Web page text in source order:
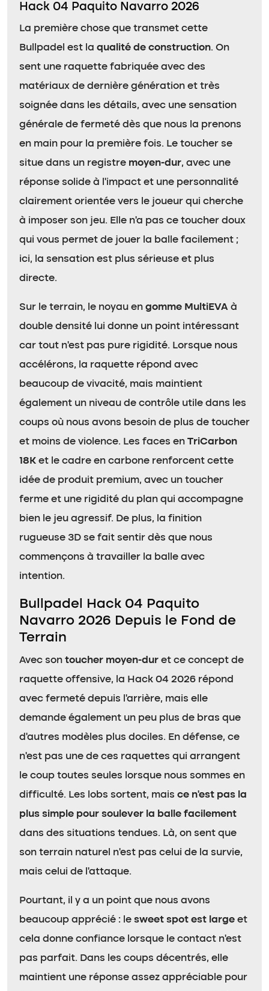
Hack 04 Paquito Navarro 2026
La première chose que transmet cette
Bullpadel est la qualité de construction. On
sent une raquette fabriquée avec des
matériaux de dernière génération et très
soignée dans les détails, avec une sensation
générale de fermeté dès que nous la prenons
en main pour la première fois. Le toucher se
situe dans un registre moyen-dur, avec une
réponse solide à l’impact et une personnalité
clairement orientée vers le joueur qui cherche
à imposer son jeu. Elle n’a pas ce toucher doux
qui vous permet de jouer la balle facilement ;
ici, la sensation est plus sérieuse et plus
directe.
Sur le terrain, le noyau en gomme MultiEVA à
double densité lui donne un point intéressant
car tout n’est pas pure rigidité. Lorsque nous
accélérons, la raquette répond avec
beaucoup de vivacité, mais maintient
également un niveau de contrôle utile dans les
coups où nous avons besoin de plus de toucher
et moins de violence. Les faces en TriCarbon
18K et le cadre en carbone renforcent cette
idée de produit premium, avec un toucher
ferme et une rigidité du plan qui accompagne
bien le jeu agressif. De plus, la finition
rugueuse 3D se fait sentir dès que nous
commençons à travailler la balle avec
intention.
Bullpadel Hack 04 Paquito
Navarro 2026 Depuis le Fond de
Terrain
Avec son toucher moyen-dur et ce concept de
raquette offensive, la Hack 04 2026 répond
avec fermeté depuis l’arrière, mais elle
demande également un peu plus de bras que
d’autres modèles plus dociles. En défense, ce
n’est pas une de ces raquettes qui arrangent
le coup toutes seules lorsque nous sommes en
difficulté. Les lobs sortent, mais ce n’est pas la
plus simple pour soulever la balle facilement
dans des situations tendues. Là, on sent que
son terrain naturel n’est pas celui de la survie,
mais celui de l’attaque.
Pourtant, il y a un point que nous avons
beaucoup apprécié : le sweet spot est large et
cela donne confiance lorsque le contact n’est
pas parfait. Dans les coups décentrés, elle
maintient une réponse assez appréciable pour